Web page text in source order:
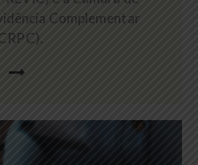
Complementar